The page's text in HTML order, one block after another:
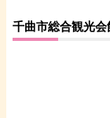
千曲市総合観光会